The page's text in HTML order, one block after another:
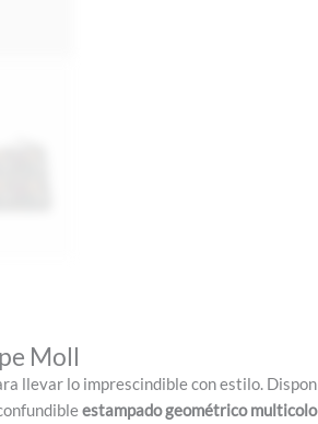
Moll
llevar lo imprescindible con estilo.
estampado geométrico